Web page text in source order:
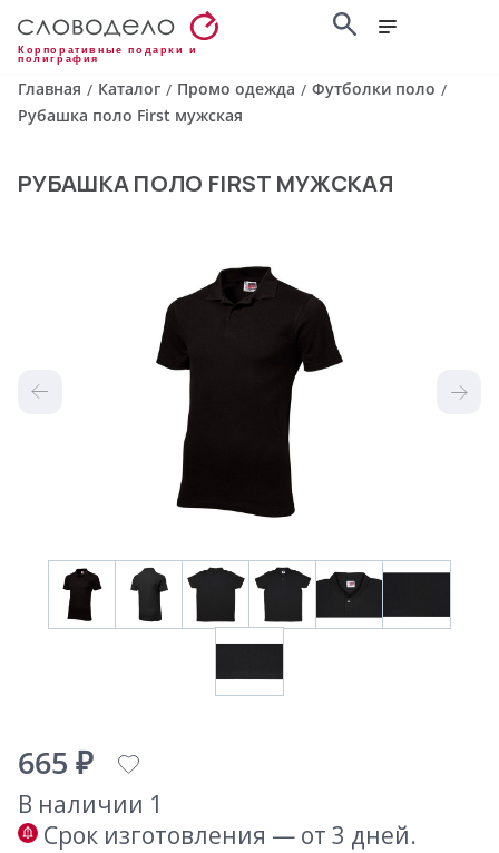
Корпоративные подарки и
полиграфия
Главная / Каталог / Промо одежда / Футболки поло /
Рубашка поло First мужская
РУБАШКА ПОЛО FIRST МУЖСКАЯ
665 ₽
В наличии 1
Срок изготовления — от 3 дней.